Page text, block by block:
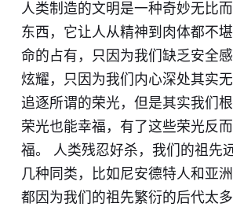
人类制造的文明是一种奇妙无比
东西，它让人从精神到肉体都不
命的占有，只因为我们缺乏安全
炫耀，只因为我们内心深处其实
追逐所谓的荣光，但是其实我们
荣光也能幸福，有了这些荣光反
福。 人类残忍好杀，我们的祖先
几种同类，比如尼安德特人和亚
都因为我们的祖先繁衍的后代太